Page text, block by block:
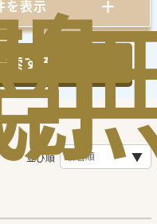
を表示
索する
並び順